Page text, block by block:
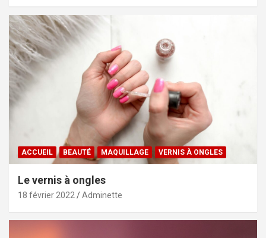
ACCUEIL BEAUTÉ MAQUILLAGE VERNIS À ONGLES
Le vernis à ongles
18 février 2022 Adminette